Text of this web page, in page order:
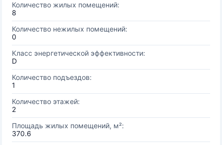
Количество жилых помещений:
8
Количество нежилых помещений:
0
Класс энергетической эффективности:
D
Количество подъездов:
1
Количество этажей:
2
Площадь жилых помещений, м²:
370.6